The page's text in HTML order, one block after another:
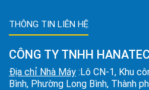
THÔNG TIN LIÊN HỆ
CÔNG TY TNHH
Địa chỉ Nhà Máy :Lô CN-1, Khu
Bình, Phường Long Bình, Thành